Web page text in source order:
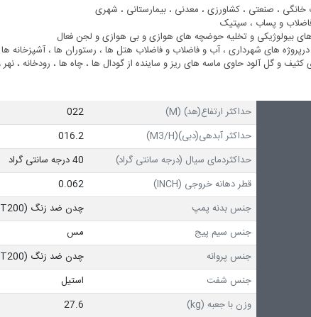
خانگی ، صنعتی ، کشاورزی ، معدنی ، بیمارستانی ، شهری
و پساب ، سپتیک
بیولوژیکی و تخلیه حوضچه های هوازی و بی هوازی و لجن فعال
درپروژه های شهرداری ، آب و فاضلاب و فاضلاب هتل ها ، رستوران ها ،
کثیف و گل آلود حاوی ماسه های ریز و ساینده از گودال ها ، چاه ها ، رودخانه ، نهر
حداکثر ارتفاع(هد) (M)
022
حداکثر آبدهی(دبی)(M3/H)
016.2
حداکثردمای سیال (درجه سانتی گراد)
40 درجه سانتی گراد
قطر دهانه خروجی (INCH)
0.062
جنس بدنه پمپ
چدن ضد زنگ (HT200)
جنس سیم پیج
مس
جنس پروانه
چدن ضد زنگ (HT200)
جنس شفت
استیل
وزن با جعبه (kg)
27.6